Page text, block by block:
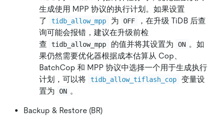
生成使用 MPP 协议的执行计划。如果设置
了
tidb_allow_mpp 为 OFF
，在升级 TiDB 后查
询可能会报错，建议在升级前检
查
tidb_allow_mpp 的值并将其设置为 ON 。如
果仍然需要优化器根据成本估算从 Cop、
BatchCop 和 MPP 协议中选择一个用于生成执行
计划，可以将 tidb_allow_tiflash_cop
变量设
置为
ON 。
Backup & Restore (BR)